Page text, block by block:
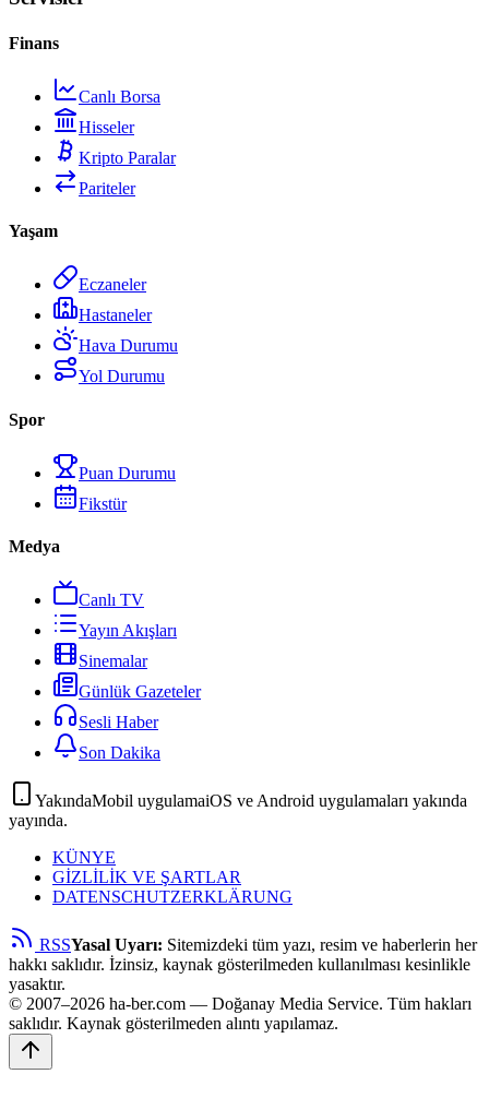
Finans
Canlı Borsa
Hisseler
Kripto Paralar
Pariteler
Yaşam
Eczaneler
Hastaneler
Hava Durumu
Yol Durumu
Spor
Puan Durumu
Fikstür
Medya
Canlı TV
Yayın Akışları
Sinemalar
Günlük Gazeteler
Sesli Haber
Son Dakika
YakındaMobil uygulamaiOS ve Android uygulamaları yakında
yayında.
KÜNYE
GİZLİLİK VE ŞARTLAR
DATENSCHUTZERKLÄRUNG
RSSYasal Uyarı: Sitemizdeki tüm yazı, resim ve haberlerin her
hakkı saklıdır. İzinsiz, kaynak gösterilmeden kullanılması kesinlikle
yasaktır.
© 2007–2026 ha-ber.com — Doğanay Media Service. Tüm hakları
saklıdır. Kaynak gösterilmeden alıntı yapılamaz.